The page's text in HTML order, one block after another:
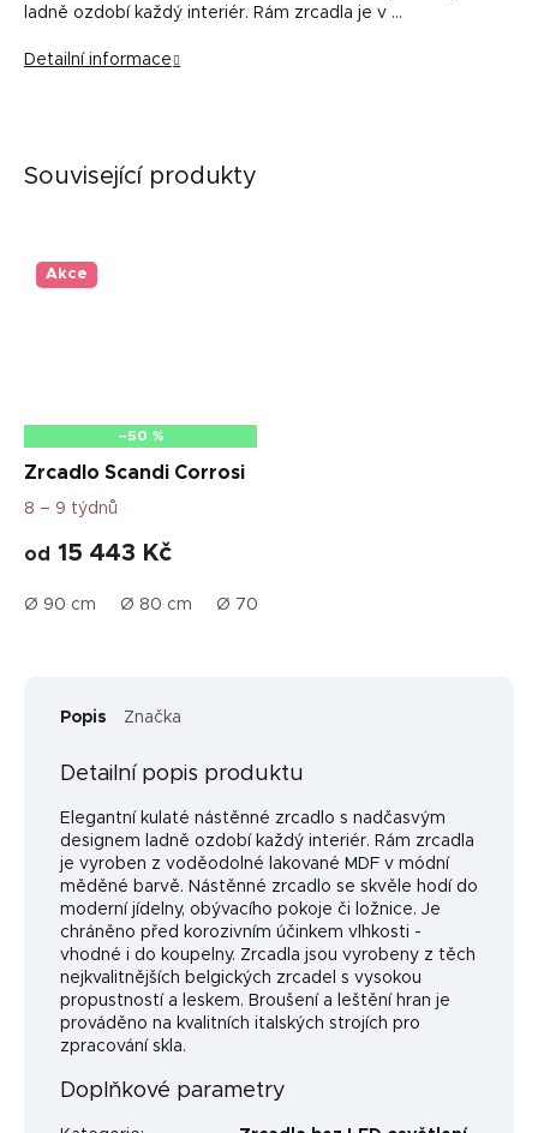
ladně ozdobí každý interiér. Rám zrcadla je v …
Detailní informace
Související produkty
Akce
–50 %
Zrcadlo Scandi Corrosi
8 – 9 týdnů
od 15 443 Kč
Ø 90 cm Ø 80 cm Ø 70 cm
Popis Značka
Detailní popis produktu
Elegantní kulaté nástěnné zrcadlo s nadčasvým
designem ladně ozdobí každý interiér. Rám zrcadla
je vyroben z voděodolné lakované MDF v módní
měděné barvě. Nástěnné zrcadlo se skvěle hodí do
moderní jídelny, obývacího pokoje či ložnice. Je
chráněno před korozivním účinkem vlhkosti -
vhodné i do koupelny. Zrcadla jsou vyrobeny z těch
nejkvalitnějších belgických zrcadel s vysokou
propustností a leskem. Broušení a leštění hran je
prováděno na kvalitních italských strojích pro
zpracování skla.
Doplňkové parametry